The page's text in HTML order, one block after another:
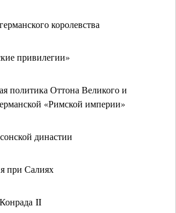
королевства
привилегии»
политика Оттона Великого и
«Римской империи»
династии
при Салиях
II